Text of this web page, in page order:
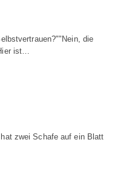
die
ist…
zwei Schafe auf ein Blatt